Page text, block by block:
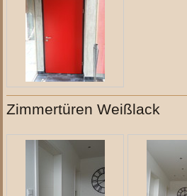
Zimmertüren Weißlack